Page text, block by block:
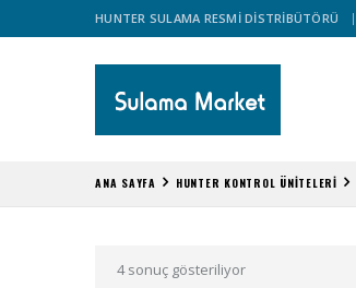
HUNTER SULAMA RESMİ DİSTRİBÜTÖRÜ
ANA SAYFA HUNTER KONTROL ÜNİTELERİ
4 sonuç gösteriliyor